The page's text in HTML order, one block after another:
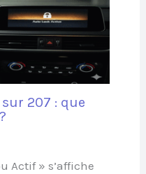
207 : que
Actif » s’affiche